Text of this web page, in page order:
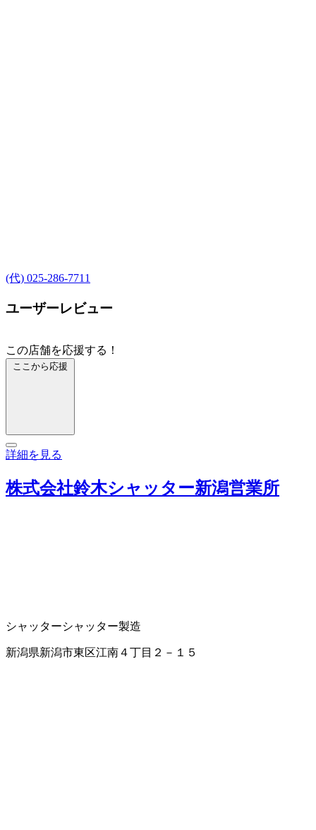
(代) 025-286-7711
ユーザーレビュー
この店舗を応援する！
ここから応援
詳細を見る
株式会社鈴木シャッター新潟営業所
シャッターシャッター製造
新潟県新潟市東区江南４丁目２－１５